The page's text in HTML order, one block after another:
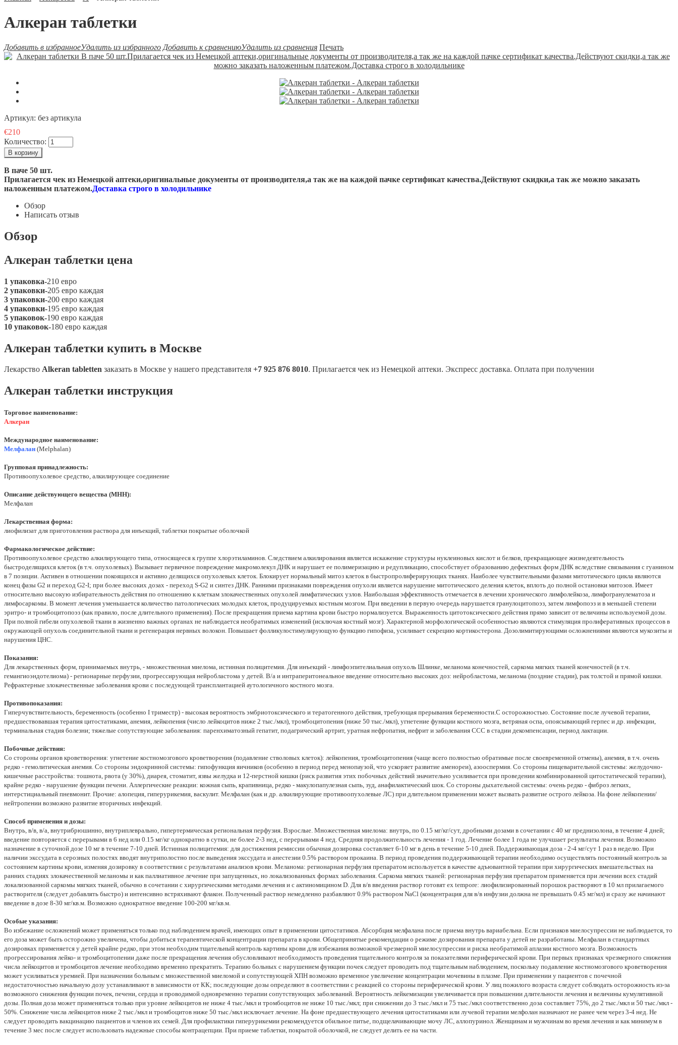
Алкеран таблетки
Добавить в избранноеУдалить из избранного Добавить к сравнениюУдалить из сравнения Печать
Артикул: без артикула
€210
Количество:
В паче 50 шт.
Прилагается чек из Немецкой аптеки,оригинальные документы от производителя,а так же на каждой пачке сертификат качества.Действуют скидки,а так же можно заказать
наложенным платежом.Доставка строго в холодильнике
Обзор
Написать отзыв
Обзор
Алкеран таблетки цена
1 упаковка-210 евро
2 упаковки-205 евро каждая
3 упаковки-200 евро каждая
4 упаковки-195 евро каждая
5 упаковок-190 евро каждая
10 упаковок-180 евро каждая
Алкеран таблетки купить в Москве
Лекарство Alkeran tabletten заказать в Москве у нашего представителя +7 925 876 8010. Прилагается чек из Немецкой аптеки. Экспресс доставка. Оплата при получении
Алкеран таблетки инструкция
Торговое наименование:
Алкеран
Международное наименование:
Мелфалан (Melphalan)
Групповая принадлежность:
Противоопухолевое средство, алкилирующее соединение
Описание действующего вещества (МНН):
Мелфалан
Лекарственная форма:
лиофилизат для приготовления раствора для инъекций, таблетки покрытые оболочкой
Фармакологическое действие:
Противоопухолевое средство алкилирующего типа, относящееся к группе хлорэтиламинов. Следствием алкилирования является искажение структуры нуклеиновых кислот и белков, прекращающее жизнедеятельность
быстроделящихся клеток (в т.ч. опухолевых). Вызывает первичное повреждение макромолекул ДНК и нарушает ее полимеризацию и редупликацию, способствует образованию дефектных форм ДНК вследствие связывания с гуанином
в 7 позиции. Активен в отношении покоящихся и активно делящихся опухолевых клеток. Блокирует нормальный митоз клеток в быстропролиферирующих тканях. Наиболее чувствительными фазами митотического цикла являются
конец фазы G2 и переход G2-I; при более высоких дозах - переход S-G2 и синтез ДНК. Ранними признаками повреждения опухоли является нарушение митотического деления клеток, вплоть до полной остановки митозов. Имеет
относительно высокую избирательность действия по отношению к клеткам злокачественных опухолей лимфатических узлов. Наибольшая эффективность отмечается в лечении хронического лимфолейкоза, лимфогранулематоза и
лимфосаркомы. В момент лечения уменьшается количество патологических молодых клеток, продуцируемых костным мозгом. При введении в первую очередь нарушается гранулоцитопоэз, затем лимфопоэз и в меньшей степени
эритро- и тромбоцитопоэз (как правило, после длительного применения). После прекращения приема картина крови быстро нормализуется. Выраженность цитотоксического действия прямо зависит от величины используемой дозы.
При полной гибели опухолевой ткани в жизненно важных органах не наблюдается необратимых изменений (исключая костный мозг). Характерной морфологической особенностью являются стимуляция пролиферативных процессов в
окружающей опухоль соединительной ткани и регенерация нервных волокон. Повышает фолликулостимулирующую функцию гипофиза, усиливает секрецию кортикостерона. Дозолимитирующими осложнениями являются мукозиты и
нарушения ЦНС.
Показания:
Для лекарственных форм, принимаемых внутрь, - множественная миелома, истинная полицитемия. Для инъекций - лимфоэпителиальная опухоль Шлинке, меланома конечностей, саркома мягких тканей конечностей (в т.ч.
гемангиоэндотелиома) - регионарные перфузии, прогрессирующая нейробластома у детей. В/а и интраперитонеальное введение относительно высоких доз: нейробластома, меланома (поздние стадии), рак толстой и прямой кишки.
Рефрактерные злокачественные заболевания крови с последующей трансплантацией аутологичного костного мозга.
Противопоказания:
Гиперчувствительность, беременность (особенно I триместр) - высокая вероятность эмбриотоксического и тератогенного действия, требующая прерывания беременности.C осторожностью. Состояние после лучевой терапии,
предшествовавшая терапия цитостатиками, анемия, лейкопения (число лейкоцитов ниже 2 тыс./мкл), тромбоцитопения (ниже 50 тыс./мкл), угнетение функции костного мозга, ветряная оспа, опоясывающий герпес и др. инфекции,
терминальная стадия болезни; тяжелые сопутствующие заболевания: паренхиматозный гепатит, подагрический артрит, уратная нефропатия, нефрит и заболевания ССС в стадии декомпенсации, период лактации.
Побочные действия:
Со стороны органов кроветворения: угнетение костномозгового кроветворения (подавление стволовых клеток): лейкопения, тромбоцитопения (чаще всего полностью обратимые после своевременной отмены), анемия, в т.ч. очень
редко - гемолитическая анемия. Со стороны эндокринной системы: гипофункция яичников (особенно в период перед менопаузой, что ускоряет развитие аменореи), азооспермия. Со стороны пищеварительной системы: желудочно-
кишечные расстройства: тошнота, рвота (у 30%), диарея, стоматит, язвы желудка и 12-перстной кишки (риск развития этих побочных действий значительно усиливается при проведении комбинированной цитостатической терапии),
крайне редко - нарушение функции печени. Аллергические реакции: кожная сыпь, крапивница, редко - макулопапулезная сыпь, зуд, анафилактический шок. Со стороны дыхательной системы: очень редко - фиброз легких,
интерстициальный пневмонит. Прочие: алопеция, гиперурикемия, васкулит. Мелфалан (как и др. алкилирующие противоопухолевые ЛС) при длительном применении может вызвать развитие острого лейкоза. На фоне лейкопении/
нейтропении возможно развитие вторичных инфекций.
Способ применения и дозы:
Внутрь, в/в, в/а, внутрибрюшинно, внутриплеврально, гипертермическая региональная перфузия. Взрослые. Множественная миелома: внутрь, по 0.15 мг/кг/сут, дробными дозами в сочетании с 40 мг преднизолона, в течение 4 дней;
введение повторяется с перерывами в 6 нед или 0.15 мг/кг однократно в сутки, не более 2-3 нед, с перерывами 4 нед. Средняя продолжительность лечения - 1 год. Лечение более 1 года не улучшает результаты лечения. Возможно
назначение в суточной дозе 10 мг в течение 7-10 дней. Истинная полицитемия: для достижения ремиссии обычная дозировка составляет 6-10 мг в день в течение 5-10 дней. Поддерживающая доза - 2-4 мг/сут 1 раз в неделю. При
наличии экссудата в серозных полостях вводят внутриполостно после выведения экссудата и анестезии 0.5% раствором прокаина. В период проведения поддерживающей терапии необходимо осуществлять постоянный контроль за
состоянием картины крови, изменяя дозировку в соответствии с результатами анализов крови. Меланома: регионарная перфузия препаратом используется в качестве адъювантной терапии при хирургических вмешательствах на
ранних стадиях злокачественной меланомы и как паллиативное лечение при запущенных, но локализованных формах заболевания. Саркома мягких тканей: регионарная перфузия препаратом применяется при лечении всех стадий
локализованной саркомы мягких тканей, обычно в сочетании с хирургическими методами лечения и с актиномицином D. Для в/в введения раствор готовят ex tempore: лиофилизированный порошок растворяют в 10 мл прилагаемого
растворителя (следует добавлять быстро) и интенсивно встряхивают флакон. Полученный раствор немедленно разбавляют 0.9% раствором NaCl (концентрация для в/в инфузии должна не превышать 0.45 мг/мл) и сразу же начинают
введение в дозе 8-30 мг/кв.м. Возможно однократное введение 100-200 мг/кв.м.
Особые указания:
Во избежание осложнений может применяться только под наблюдением врачей, имеющих опыт в применении цитостатиков. Абсорбция мелфалана после приема внутрь вариабельна. Если признаков миелосупрессии не наблюдается, то
его доза может быть осторожно увеличена, чтобы добиться терапевтической концентрации препарата в крови. Общепринятые рекомендации о режиме дозирования препарата у детей не разработаны. Мелфалан в стандартных
дозировках применяется у детей крайне редко, при этом необходим тщательный контроль картины крови для избежания возможной чрезмерной миелосупрессии и риска необратимой аплазии костного мозга. Возможность
прогрессирования лейко- и тромбоцитопении даже после прекращения лечения обусловливают необходимость проведения тщательного контроля за показателями периферической крови. При первых признаках чрезмерного снижения
числа лейкоцитов и тромбоцитов лечение необходимо временно прекратить. Терапию больных с нарушением функции почек следует проводить под тщательным наблюдением, поскольку подавление костномозгового кроветворения
может усиливаться уремией. При назначении больным с множественной миеломой и сопутствующей ХПН возможно временное увеличение концентрации мочевины в плазме. При применении у пациентов с почечной
недостаточностью начальную дозу устанавливают в зависимости от КК; последующие дозы определяют в соответствии с реакцией со стороны периферической крови. У лиц пожилого возраста следует соблюдать осторожность из-за
возможного снижения функции почек, печени, сердца и проводимой одновременно терапии сопутствующих заболеваний. Вероятность лейкемизации увеличивается при повышении длительности лечения и величины кумулятивной
дозы. Полная доза может применяться только при уровне лейкоцитов не ниже 4 тыс./мкл и тромбоцитов не ниже 10 тыс./мкл; при снижении до 3 тыс./мкл и 75 тыс./мкл соответственно доза составляет 75%, до 2 тыс./мкл и 50 тыс./мкл -
50%. Снижение числа лейкоцитов ниже 2 тыс./мкл и тромбоцитов ниже 50 тыс./мкл исключает лечение. На фоне предшествующего лечения цитостатиками или лучевой терапии мелфолан назначают не ранее чем через 3-4 нед. Не
следует проводить вакцинацию пациентов и членов их семей. Для профилактики гиперурикемии рекомендуется обильное питье, подщелачивающие мочу ЛС, аллопуринол. Женщинам и мужчинам во время лечения и как минимум в
течение 3 мес после следует использовать надежные способы контрацепции. При приеме таблетки, покрытой оболочкой, не следует делить ее на части.